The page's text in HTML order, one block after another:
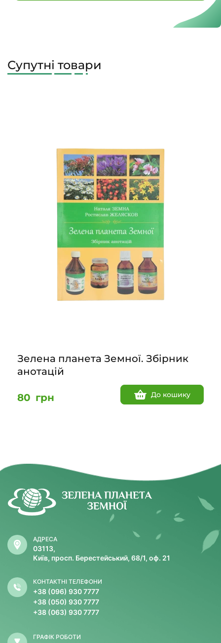
Супутні товари
Зелена планета Земної. Збірник
анотацій
80 грн До кошику
АДРЕСА
03113,
Київ, просп. Берестейський, 68/1, оф. 21
КОНТАКТНІ ТЕЛЕФОНИ
+38 (096) 930 7777
+38 (050) 930 7777
+38 (063) 930 7777
ГРАФІК РОБОТИ